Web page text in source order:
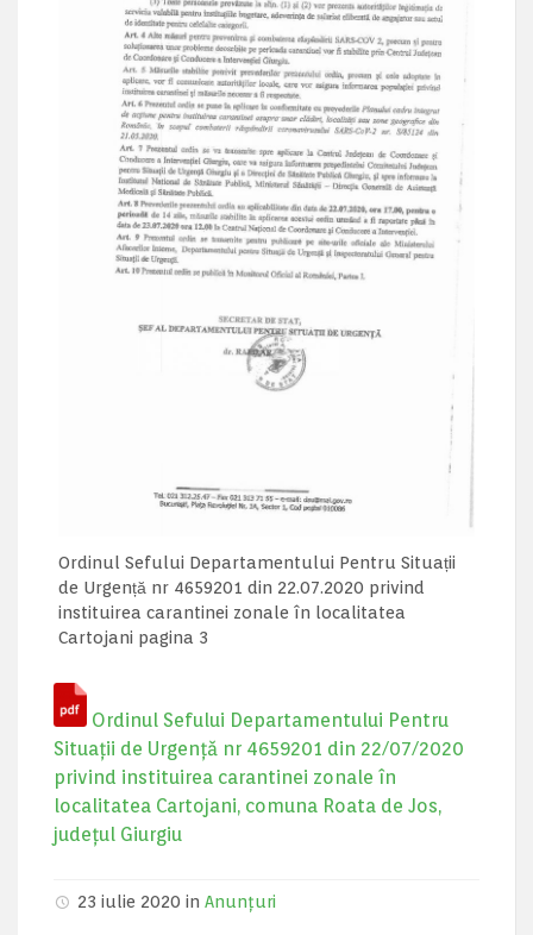
Ordinul Sefului Departamentului Pentru Situații
de Urgență nr 4659201 din 22.07.2020 privind
instituirea carantinei zonale în localitatea
Cartojani pagina 3
Ordinul Sefului Departamentului Pentru
Situații de Urgență nr 4659201 din 22/07/2020
privind instituirea carantinei zonale în
localitatea Cartojani, comuna Roata de Jos,
județul Giurgiu
23 iulie 2020 in Anunțuri